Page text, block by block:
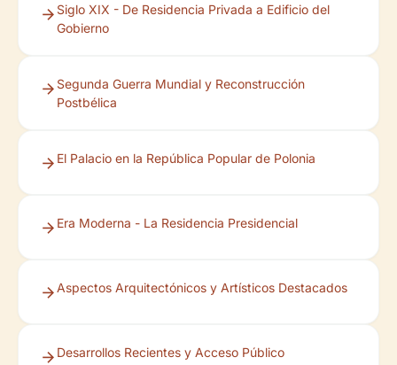
Siglo XIX - De Residencia Privada a Edificio del
Gobierno
Segunda Guerra Mundial y Reconstrucción
Postbélica
El Palacio en la República Popular de Polonia
Era Moderna - La Residencia Presidencial
Aspectos Arquitectónicos y Artísticos Destacados
Desarrollos Recientes y Acceso Público